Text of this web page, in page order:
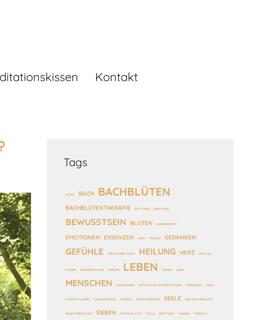
Kontakt
Tags
ANGST BACH BACHBLÜTEN
BACHBLÜTENTHERAPIE BEI STRESS BERATUNG
BEWUSSTSEIN BLÜTEN DANKBARKEIT
EMOTIONEN ESSENZEN FEIER FRIEDEN GEDANKEN
GEFÜHLE GÖTTLICHER FUNKE HEILUNG HERZ IMPULSE
KINDER KONZENTRATION KÖRPER LEBEN LERNEN LIEBE
MENSCHEN MISCHUNGEN NATÜRLICHE UNTERSTÜTZUNG NEUBEGINN PANIK
PANIKATTACKEN PANIKSTÖRUNG PHOBIEN PRÜFUNGSANGST SEELE SEELISCHE BALANCE
SELBSTVERTRAUEN SIEBEN SPIRITUALITÄT STILLE SYMPTOME TANZEN THERAPIE